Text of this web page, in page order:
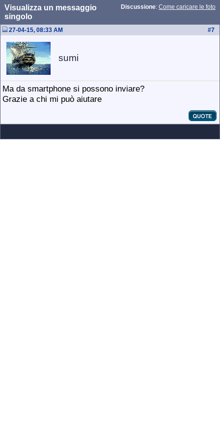
Discussione: Come caricare le foto
Visualizza un messaggio
singolo
#7
27-04-15, 08:33 AM
sumi
Ma da smartphone si possono inviare?
Grazie a chi mi può aiutare